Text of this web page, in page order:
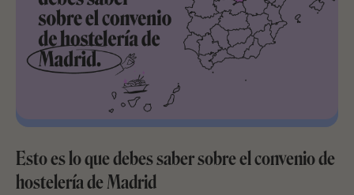
Esto es lo que debes saber sobre el convenio de
hostelería de Madrid